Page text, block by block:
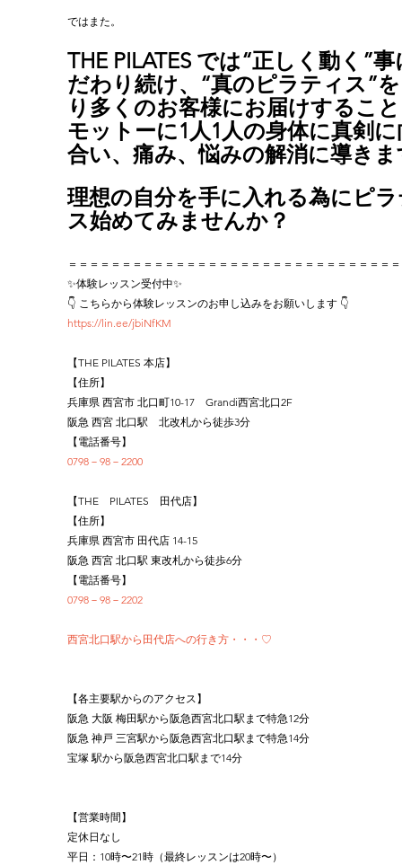
ではまた。
THE PILATES では“正しく動く”
だわり続け、“真のピラティス”
り多くのお客様にお届けするこ
モットーに1人1人の身体に真剣
合い、痛み、悩みの解消に導きま
理想の自分を手に入れる為にピ
ス始めてみませんか？
＝＝＝＝＝＝＝＝＝＝＝＝＝＝＝＝＝＝＝＝＝＝＝＝＝＝＝＝＝＝
✨体験レッスン受付中✨
👇 こちらから体験レッスンのお申し込みをお願いします 👇
https://lin.ee/jbiNfKM
【THE PILATES 本店】
【住所】
兵庫県 西宮市 北口町10-17　Grandi西宮北口2F
阪急 西宮 北口駅　北改札から徒歩3分
【電話番号】
0798－98－2200
【THE　PILATES　田代店】
【住所】
兵庫県 西宮市 田代店 14-15
阪急 西宮 北口駅 東改札から徒歩6分
【電話番号】
0798－98－2202
西宮北口駅から田代店への行き方・・・♡
【各主要駅からのアクセス】
阪急 大阪 梅田駅から阪急西宮北口駅まで特急12分
阪急 神戸 三宮駅から阪急西宮北口駅まで特急14分
宝塚 駅から阪急西宮北口駅まで14分
【営業時間】
定休日なし
平日：10時〜21時（最終レッスンは20時〜）